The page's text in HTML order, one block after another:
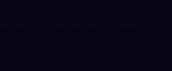
jouw zakelijke tarieven en diensten.